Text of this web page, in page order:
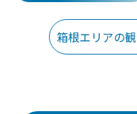
箱根エリアの